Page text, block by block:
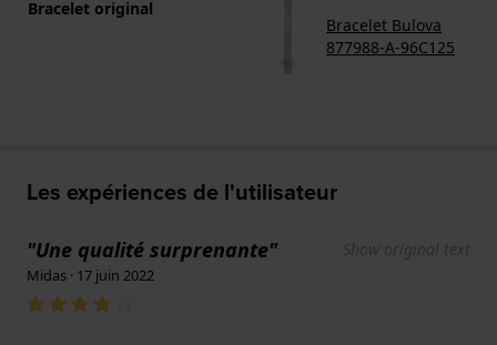
Bracelet original
Bracelet Bulova
877988-A-96C125
Les expériences de l'utilisateur
"Une qualité surprenante" Show original text
Midas · 17 juin 2022